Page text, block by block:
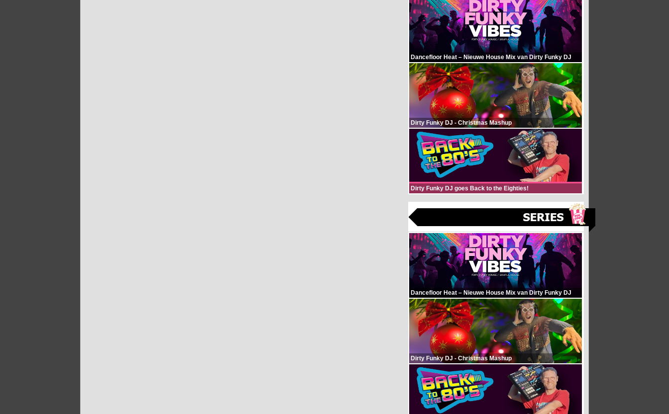
Dancefloor Heat – Nieuwe House Mix van Dirty Funky DJ
Dirty Funky DJ - Christmas Mashup
Dirty Funky DJ goes Back to the Eighties!
Dancefloor Heat – Nieuwe House Mix van Dirty Funky DJ
Dirty Funky DJ - Christmas Mashup